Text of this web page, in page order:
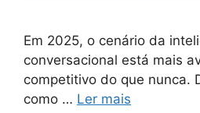
Em 2025, o cenário da
conversacional está mais
competitivo do que nunca.
como … Ler mais